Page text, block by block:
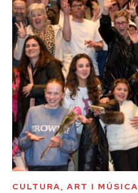
CULTURA, ART I MÚSICA